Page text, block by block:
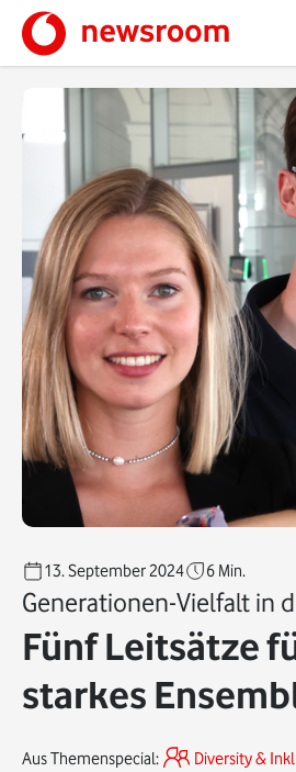
13. September 2024 6 Min.
Generationen-Vielfalt in
Fünf Leitsätze
starkes
Aus Themenspecial: Diversity &